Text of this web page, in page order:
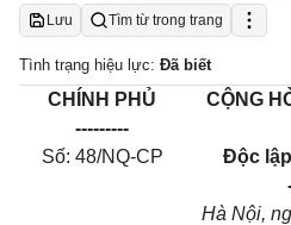
Lưu Tìm từ trong trang
Tình trạng hiệu lực: Đã biết
CHÍNH PHỦ
---------
Số: 48/NQ-CP
CỘNG
Độc
Hà Nội,